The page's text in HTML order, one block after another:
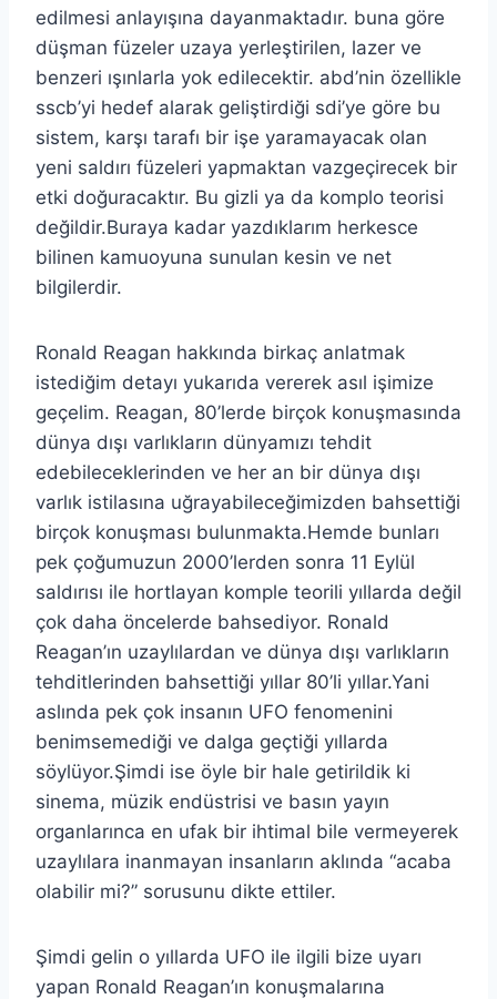
edilmesi anlayışına dayanmaktadır. buna göre
düşman füzeler uzaya yerleştirilen, lazer ve
benzeri ışınlarla yok edilecektir. abd’nin özellikle
sscb’yi hedef alarak geliştirdiği sdi’ye göre bu
sistem, karşı tarafı bir işe yaramayacak olan
yeni saldırı füzeleri yapmaktan vazgeçirecek bir
etki doğuracaktır. Bu gizli ya da komplo teorisi
değildir.Buraya kadar yazdıklarım herkesce
bilinen kamuoyuna sunulan kesin ve net
bilgilerdir.
Ronald Reagan hakkında birkaç anlatmak
istediğim detayı yukarıda vererek asıl işimize
geçelim. Reagan, 80’lerde birçok konuşmasında
dünya dışı varlıkların dünyamızı tehdit
edebileceklerinden ve her an bir dünya dışı
varlık istilasına uğrayabileceğimizden bahsettiği
birçok konuşması bulunmakta.Hemde bunları
pek çoğumuzun 2000’lerden sonra 11 Eylül
saldırısı ile hortlayan komple teorili yıllarda değil
çok daha öncelerde bahsediyor. Ronald
Reagan’ın uzaylılardan ve dünya dışı varlıkların
tehditlerinden bahsettiği yıllar 80’li yıllar.Yani
aslında pek çok insanın UFO fenomenini
benimsemediği ve dalga geçtiği yıllarda
söylüyor.Şimdi ise öyle bir hale getirildik ki
sinema, müzik endüstrisi ve basın yayın
organlarınca en ufak bir ihtimal bile vermeyerek
uzaylılara inanmayan insanların aklında “acaba
olabilir mi?” sorusunu dikte ettiler.
Şimdi gelin o yıllarda UFO ile ilgili bize uyarı
yapan Ronald Reagan’ın konuşmalarına